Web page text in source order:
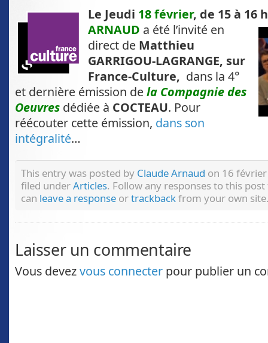
Le Jeudi 18 février, de 15 à 16
ARNAUD a été l’invité en
direct de Matthieu
GARRIGOU-LAGRANGE, sur
France-Culture, dans la 4°
et dernière émission dela Compagnie des
Oeuvres dédiée à COCTEAU. Pour
réécouter cette émission, dans son
intégralité…
This entry was posted by Claude Arnaud on 16
filed underArticles. Follow any responses to this
can leave a response ortrackbackfrom your own
Laisser un commentaire
Vous devezvous connecter pour publier un